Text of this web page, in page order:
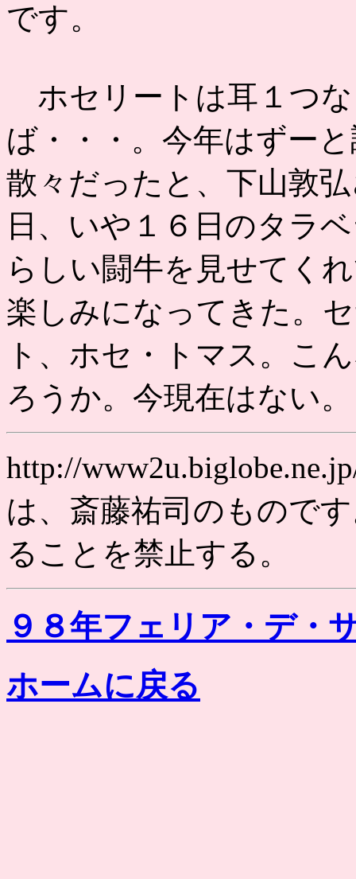
です。
ホセリートは耳１つ
ば・・・。今年はずー
散々だったと、下山敦
日、いや１６日のタラ
らしい闘牛を見せてく
楽しみになってきた。
ト、ホセ・トマス。こ
ろうか。今現在はない。
http://
は、斎藤祐司のもので
ることを禁止する。
９８年フェリア・デ・
ホームに戻る